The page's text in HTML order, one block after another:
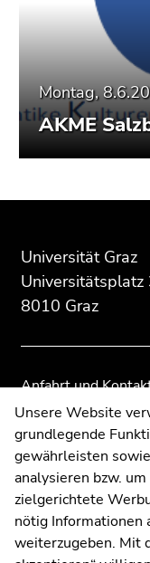
Montag,
AKME
Seitenbereichs:
Zusatzinformationen:
Universität Graz
Universitätsplatz
8010 Graz
Anfahrt und
Kommunikation
Moodle
UNIGRAZonline
Impressum
Cookie-
Seitenbereichs.
Übersicht
Seitenbereichs.
Übersicht
Unsere Website
grundlegende
gewährleisten
analysieren bzw.
zielgerichtete
nötig Informationen
weiterzugeben. Mit